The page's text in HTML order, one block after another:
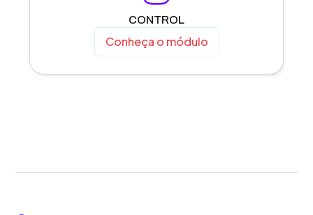
CONTROL
Conheça o módulo